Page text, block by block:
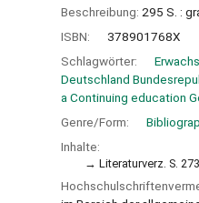
Beschreibung: 295 S. :
ISBN:
378901768X
Schlagwörter:
Deutschland
a Continuing education
Genre/Form:
Inhalte:
Literaturverz. S.